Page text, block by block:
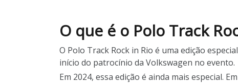
O que é o Polo Track
O Polo Track Rock in Rio é uma edição
início do patrocínio da Volkswagen no evento.
Em 2024, essa edição é ainda mais especial.